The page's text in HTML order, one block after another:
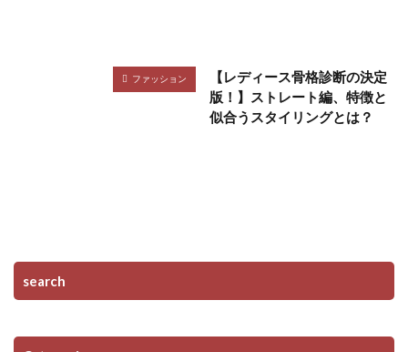
ファッション
【レディース骨格診断の決定
版！】ストレート編、特徴と
似合うスタイリングとは？
search